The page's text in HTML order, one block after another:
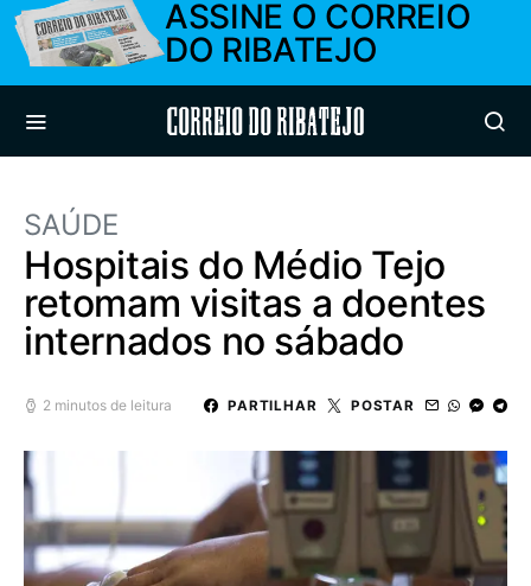
ASSINE O CORREIO
DO RIBATEJO
Correio do Ribatejo
SAÚDE
Hospitais do Médio Tejo
retomam visitas a doentes
internados no sábado
2 minutos de leitura PARTILHAR POSTAR